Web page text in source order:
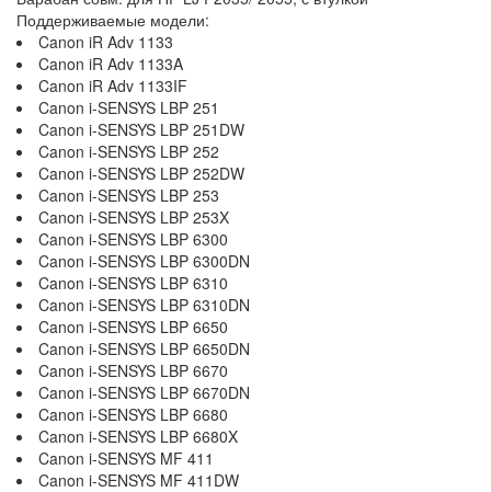
Поддерживаемые модели:
Canon iR Adv 1133
Canon iR Adv 1133A
Canon iR Adv 1133IF
Canon i-SENSYS LBP 251
Canon i-SENSYS LBP 251DW
Canon i-SENSYS LBP 252
Canon i-SENSYS LBP 252DW
Canon i-SENSYS LBP 253
Canon i-SENSYS LBP 253X
Canon i-SENSYS LBP 6300
Canon i-SENSYS LBP 6300DN
Canon i-SENSYS LBP 6310
Canon i-SENSYS LBP 6310DN
Canon i-SENSYS LBP 6650
Canon i-SENSYS LBP 6650DN
Canon i-SENSYS LBP 6670
Canon i-SENSYS LBP 6670DN
Canon i-SENSYS LBP 6680
Canon i-SENSYS LBP 6680X
Canon i-SENSYS MF 411
Canon i-SENSYS MF 411DW